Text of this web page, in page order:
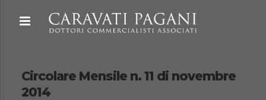
Circolare Mensile n. 11 di novembre
2014